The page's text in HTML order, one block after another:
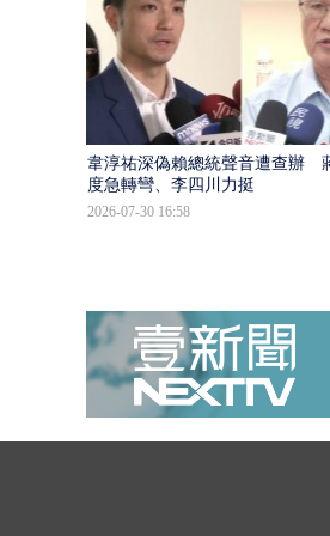
韋淳祐深偽賴總統聲音遭查辦
度急轉彎、李四川力挺
2026-07-30 16:58